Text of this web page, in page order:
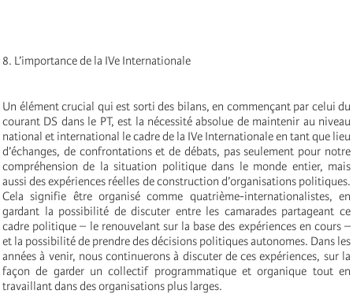
8. L’importance de la IVe Internationale
Un élément crucial qui est sorti des bilans, en commençant par celui du
courant DS dans le PT, est la nécessité absolue de maintenir au niveau
national et international le cadre de la IVe Internationale en tant que lieu
d’échanges, de confrontations et de débats, pas seulement pour notre
compréhension de la situation politique dans le monde entier, mais
aussi des expériences réelles de construction d’organisations politiques.
Cela signifie être organisé comme quatrième-internationalistes, en
gardant la possibilité de discuter entre les camarades partageant ce
cadre politique – le renouvelant sur la base des expériences en cours –
et la possibilité de prendre des décisions politiques autonomes. Dans les
années à venir, nous continuerons à discuter de ces expériences, sur la
façon de garder un collectif programmatique et organique tout en
travaillant dans des organisations plus larges.